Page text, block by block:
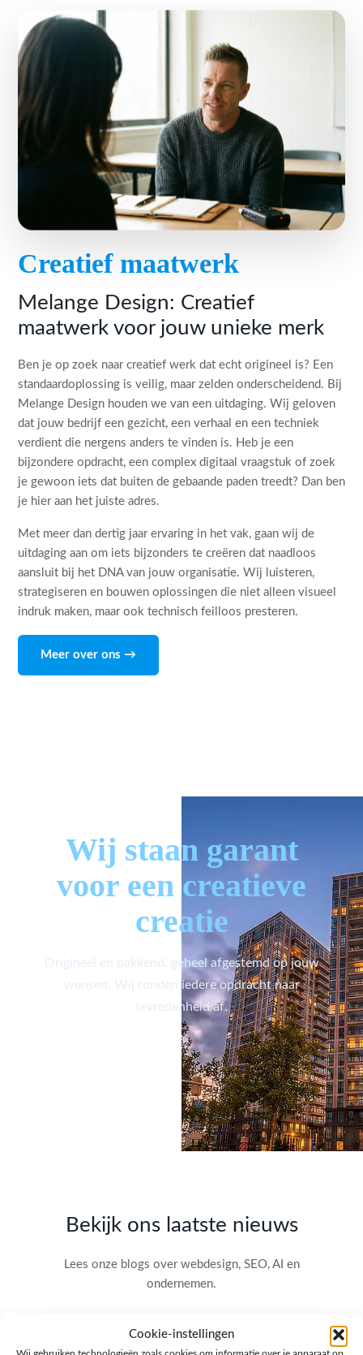
Cookie-instellingen
Wij gebruiken technologieën zoals cookies om informatie over je apparaat op
Creatief maatwerk
Melange Design: Creatief
maatwerk voor jouw unieke merk
Ben je op zoek naar creatief werk dat echt origineel is? Een
standaardoplossing is veilig, maar zelden onderscheidend. Bij
Melange Design houden we van een uitdaging. Wij geloven
dat jouw bedrijf een gezicht, een verhaal en een techniek
verdient die nergens anders te vinden is. Heb je een
bijzondere opdracht, een complex digitaal vraagstuk of zoek
je gewoon iets dat buiten de gebaande paden treedt? Dan ben
je hier aan het juiste adres.
Met meer dan dertig jaar ervaring in het vak, gaan wij de
uitdaging aan om iets bijzonders te creëren dat naadloos
aansluit bij het DNA van jouw organisatie. Wij luisteren,
strategiseren en bouwen oplossingen die niet alleen visueel
indruk maken, maar ook technisch feilloos presteren.
Meer over ons →
Wij staan garant
voor een creatieve
creatie
Origineel en pakkend, geheel afgestemd op jouw
wensen. Wij ronden iedere opdracht naar
tevredenheid af.
Bekijk ons laatste nieuws
Lees onze blogs over webdesign, SEO, AI en
ondernemen.